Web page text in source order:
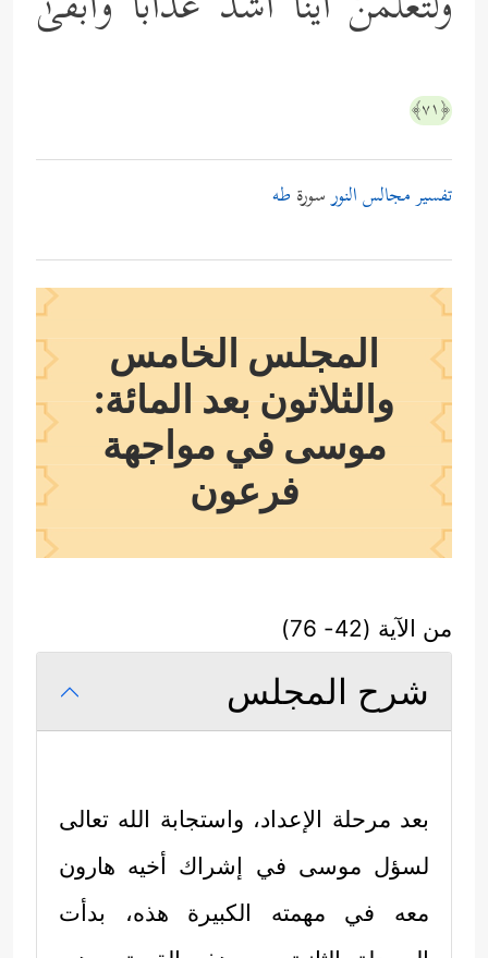
﴿٧١﴾
تفسير مجالس النورسورة طه
المجلس الخامس
والثلاثون بعد المائة:
موسى في مواجهة
فرعون
من الآية (42- 76)
شرح المجلس
بعد مرحلة الإعداد، واستجابة الله تعالى
لسؤل موسى في إشراك أخيه هارون
معه في مهمته الكبيرة هذه، بدأت